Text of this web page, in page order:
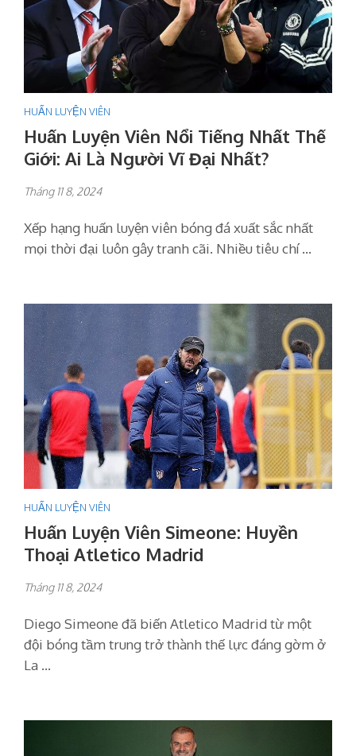
HUẤN LUYỆN VIÊN
Huấn Luyện Viên Nổi Tiếng Nhất Thế
Giới: Ai Là Người Vĩ Đại Nhất?
Tháng 11 8, 2024
Xếp hạng huấn luyện viên bóng đá xuất sắc nhất
mọi thời đại luôn gây tranh cãi. Nhiều tiêu chí …
HUẤN LUYỆN VIÊN
Huấn Luyện Viên Simeone: Huyền
Thoại Atletico Madrid
Tháng 11 8, 2024
Diego Simeone đã biến Atletico Madrid từ một
đội bóng tầm trung trở thành thế lực đáng gờm ở
La …